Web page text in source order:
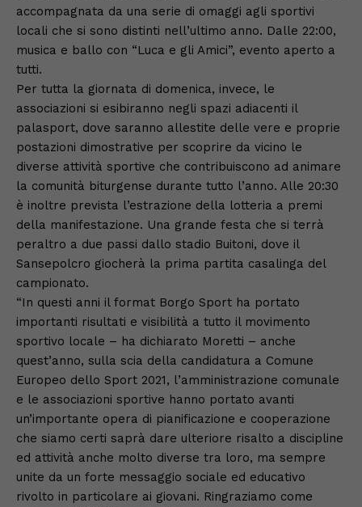
accompagnata da una serie di omaggi agli sportivi
locali che si sono distinti nell’ultimo anno. Dalle 22:00,
musica e ballo con “Luca e gli Amici”, evento aperto a
tutti.
Per tutta la giornata di domenica, invece, le
associazioni si esibiranno negli spazi adiacenti il
palasport, dove saranno allestite delle vere e proprie
postazioni dimostrative per scoprire da vicino le
diverse attività sportive che contribuiscono ad animare
la comunità biturgense durante tutto l’anno. Alle 20:30
è inoltre prevista l’estrazione della lotteria a premi
della manifestazione. Una grande festa che si terrà
peraltro a due passi dallo stadio Buitoni, dove il
Sansepolcro giocherà la prima partita casalinga del
campionato.
“In questi anni il format Borgo Sport ha portato
importanti risultati e visibilità a tutto il movimento
sportivo locale – ha dichiarato Moretti – anche
quest’anno, sulla scia della candidatura a Comune
Europeo dello Sport 2021, l’amministrazione comunale
e le associazioni sportive hanno portato avanti
un’importante opera di pianificazione e cooperazione
che siamo certi saprà dare ulteriore risalto a discipline
ed attività anche molto diverse tra loro, ma sempre
unite da un forte messaggio sociale ed educativo
rivolto in particolare ai giovani. Ringraziamo come